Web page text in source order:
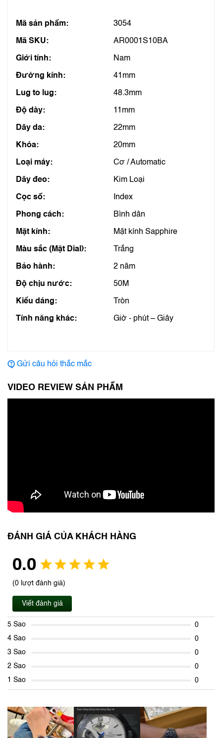
Mã sản phẩm: 3054
Mã SKU: AR0001S10BA
Giới tính: Nam
Đường kính: 41mm
Lug to lug: 48.3mm
Độ dày: 11mm
Dây da: 22mm
Khóa: 20mm
Loại máy: Cơ / Automatic
Dây đeo: Kim Loại
Cọc số: Index
Phong cách: Bình dân
Mặt kính: Mặt kính Sapphire
Màu sắc (Mặt Dial): Trắng
Bảo hành: 2 năm
Độ chịu nước: 50M
Kiểu dáng: Tròn
Tính năng khác: Giờ - phút – Giây
Gửi câu hỏi thắc mắc
VIDEO REVIEW SẢN PHẨM
ĐÁNH GIÁ CỦA KHÁCH HÀNG
0.0
(0 lượt đánh giá)
Viết đánh giá
5 Sao
0
4 Sao
0
3 Sao
0
2 Sao
0
1 Sao
0